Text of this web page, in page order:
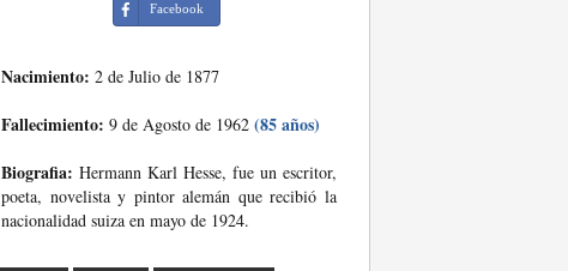
Facebook
Nacimiento: 2 de Julio de 1877
Fallecimiento: 9 de Agosto de 1962 (85 años)
Biografia: Hermann Karl Hesse, fue un escritor,
poeta, novelista y pintor alemán que recibió la
nacionalidad suiza en mayo de 1924.